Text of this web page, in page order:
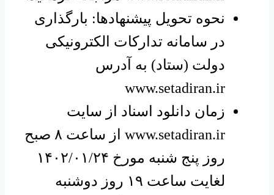
نحوه تحویل پیشنهادها: بارگذاری
در سامانه تدارکات الکترونیکی
دولت (ستاد) به آدرس
www.setadiran.ir
زمان دانلود اسناد از سایت
www.setadiran.ir از ساعت ۸ صبح
روز پنج شنبه مورخ ۱۴۰۲/۰۱/۲۴
لغایت ساعت ۱۹ روز دوشنبه